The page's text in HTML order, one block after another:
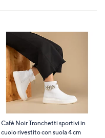
Cafè Noir Tronchetti sportivi in
cuoio rivestito con suola 4 cm